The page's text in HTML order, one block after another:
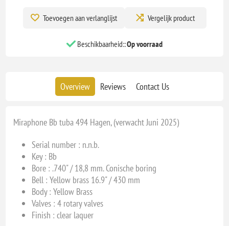
Toevoegen aan verlanglijst Vergelijk product
Beschikbaarheid::Op voorraad
Overview Reviews Contact Us
Miraphone Bb tuba 494 Hagen, (verwacht Juni 2025)
Serial number : n.n.b.
Key : Bb
Bore : .740" / 18,8 mm. Conische boring
Bell : Yellow brass 16.9" / 430 mm
Body : Yellow Brass
Valves : 4 rotary valves
Finish : clear laquer